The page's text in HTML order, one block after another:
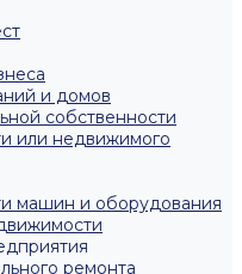
и домов
собственности
или недвижимого
машин и оборудования
ремонта